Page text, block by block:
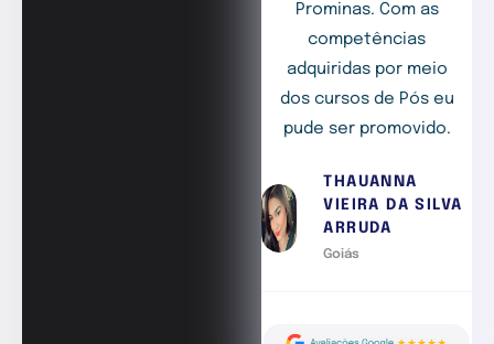
Prominas. Com as
competências
adquiridas por meio
dos cursos de Pós eu
pude ser promovido.
THAUANNA
VIEIRA DA SILVA
ARRUDA
Goiás